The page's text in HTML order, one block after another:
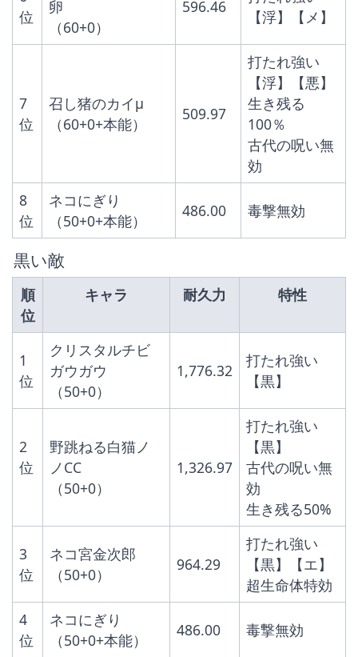
位
卵
（60+0）
596.46
【浮】【メ】
7
位
召し猪のカイμ
（60+0+本能）
509.97
打たれ強い
【浮】【悪】
生き残る
100％
古代の呪い無
効
8
位
ネコにぎり
（50+0+本能）
486.00 毒撃無効
黒い敵
順
位
キャラ 耐久力 特性
1
位
クリスタルチビ
ガウガウ
（50+0）
1,776.32
打たれ強い
【黒】
2
位
野跳ねる白猫ノ
ノCC
（50+0）
1,326.97
打たれ強い
【黒】
古代の呪い無
効
生き残る50%
3
位
ネコ宮金次郎
（50+0）
964.29
打たれ強い
【黒】【エ】
超生命体特効
4
位
ネコにぎり
（50+0+本能）
486.00 毒撃無効